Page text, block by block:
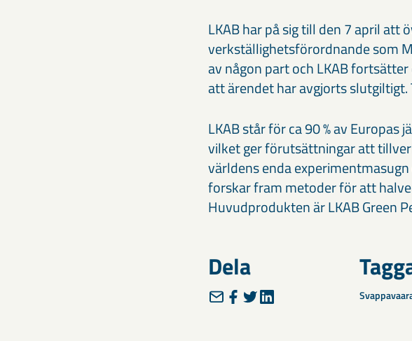
LKAB har på sig till den 7 april
verkställighetsförordnande som
av någon part och LKAB
att ärendet har avgjorts
LKAB står för ca 90 % av
vilket ger förutsättningar att
världens enda
forskar fram metoder för att
Huvudprodukten är LKAB Green
Dela